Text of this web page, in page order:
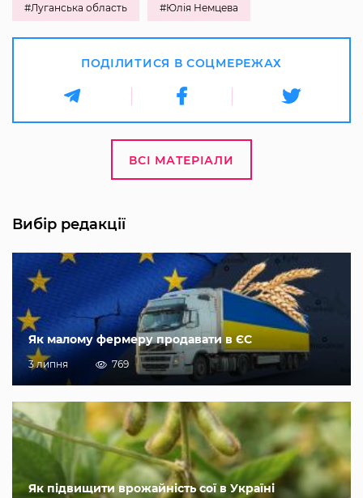
#Луганська область #Юлія Немцева
ПОДІЛИТИСЯ В СОЦМЕРЕЖАХ
ВСІ МАТЕРІАЛИ
Вибір редакції
Як малому фермеру продавати в ЄС
3 липня 769
Як підвищити врожайність сої в Україні